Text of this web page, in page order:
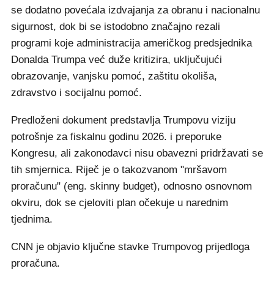
se dodatno povećala izdvajanja za obranu i nacionalnu
sigurnost, dok bi se istodobno značajno rezali
programi koje administracija američkog predsjednika
Donalda Trumpa već duže kritizira, uključujući
obrazovanje, vanjsku pomoć, zaštitu okoliša,
zdravstvo i socijalnu pomoć.
Predloženi dokument predstavlja Trumpovu viziju
potrošnje za fiskalnu godinu 2026. i preporuke
Kongresu, ali zakonodavci nisu obavezni pridržavati se
tih smjernica. Riječ je o takozvanom "mršavom
proračunu" (eng. skinny budget), odnosno osnovnom
okviru, dok se cjeloviti plan očekuje u narednim
tjednima.
CNN je objavio ključne stavke Trumpovog prijedloga
proračuna.